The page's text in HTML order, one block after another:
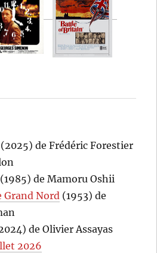
(2025) de Frédéric Forestier
(1985) de Mamoru Oshii
Grand Nord (1953) de
de Olivier Assayas
2026